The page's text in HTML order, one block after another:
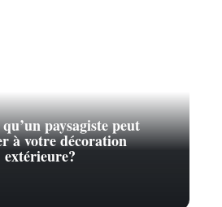
qu’un paysagiste peut
à votre décoration
extérieure?